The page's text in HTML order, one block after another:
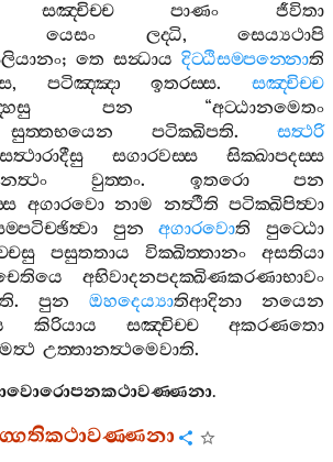
සඤ‍්චිච‍්ච පාණං
ජීවිතා
යෙසං ලද‍්ධි, සෙය්‍යථාපි
; තෙ සන්‍ධාය දිට‍්ඨිසම‍්පන‍්නොති
, පටිඤ‍්ඤා ඉතරස‍්ස. සඤ‍්චිච‍්ච
පන “අට‍්ඨානමෙතං
සුත‍්තභයෙන පටික‍්ඛිපති. සත්‍ථරි
සත්‍ථාරාදීසු සගාරවස‍්ස
සික‍්ඛාපදස‍්ස
වුත‍්තං. ඉතරො
පන
අගාරවො නාම නත්‍ථීති පටික‍්ඛිපිත්‍වා
පුන අගාරවොති
පුට‍්ඨො
පසුතතාය වික‍්ඛිත‍්තානං
අසතියා
අභිවාදනපදක‍්ඛිණකරණාභාවං
. පුන ඔහදෙය්‍යාතිආදිනා
නයෙන
කිරියාය සඤ‍්චිච‍්ච
අකරණතො
උත‍්තානත්‍ථමෙවාති.
.